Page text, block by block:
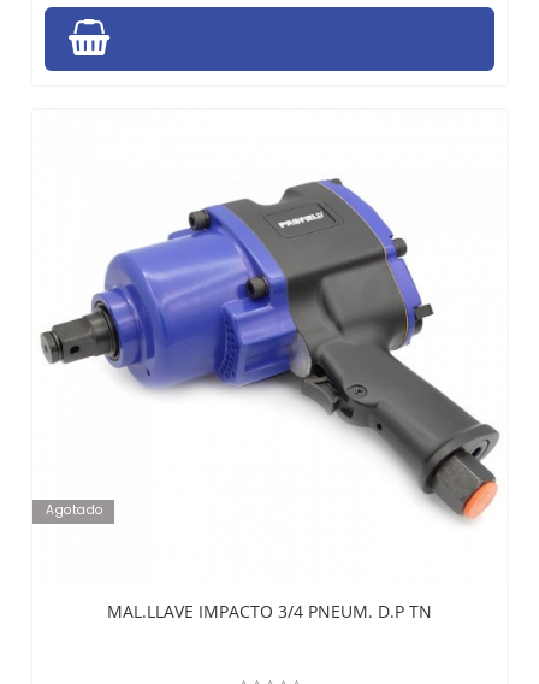
Agotado
MAL.LLAVE IMPACTO 3/4 PNEUM. D.P TN